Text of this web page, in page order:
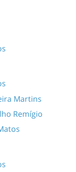
Martins
Remígio